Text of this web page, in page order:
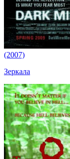
(2007)
Зеркала